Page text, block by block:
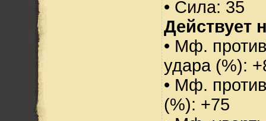
• Сила: 35
Действует
• Мф.
удара (%):
• Мф.
(%): +75